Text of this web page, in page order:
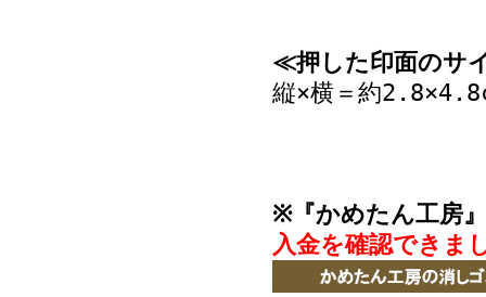
≪押した印面のサ
縦×横＝約
※『かめたん工房
入金を確認できま